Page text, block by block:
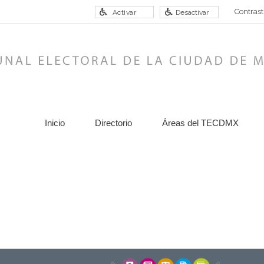
Activar Desactivar Contrast
Inicio Directorio Áreas del TECDMX